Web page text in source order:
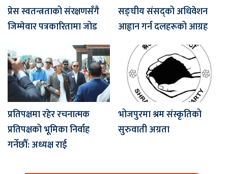
प्रेस स्वतन्त्रताको संरक्षणसँगै
जिम्मेवार पत्रकारितामा जोड
सङ्घीय संसद्को अधिवेशन
आह्वान गर्न दलहरूको आग्रह
प्रतिपक्षमा रहेर रचनात्मक
प्रतिपक्षको भूमिका निर्वाह
गर्नेछौँ: अध्यक्ष राई
भोजपुरमा श्रम संस्कृतिको
सुरुवाती अग्रता